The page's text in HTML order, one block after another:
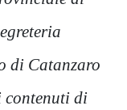
di Catanzaro
contenuti di